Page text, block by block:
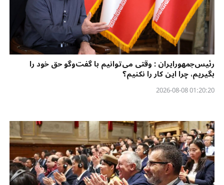
رئیس‌جمهورایران : وقتی می‌توانیم با گفت‌وگو حق خود را
بگیریم، چرا این کار را نکنیم؟
01:20:20 2026-08-08